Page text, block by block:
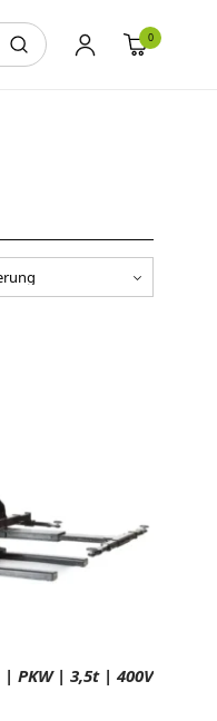
0
| PKW | 3,5t | 400V